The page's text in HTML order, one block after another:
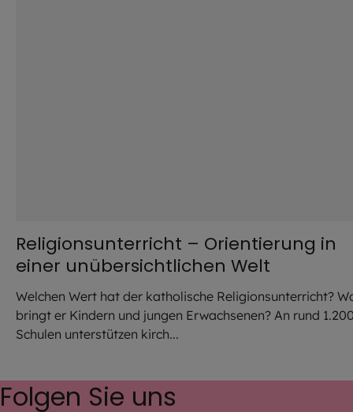
Religionsunterricht – Orientierung in
einer unübersichtlichen Welt
Welchen Wert hat der katholische Religionsunterricht?
bringt er Kindern und jungen Erwachsenen? An rund
Schulen unterstützen kirch...
Folgen Sie uns